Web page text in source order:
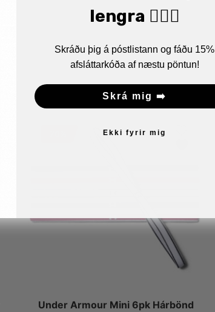
Under Armour Mini 6pk Hárbönd
lengra 🏋🏼‍♂️
Skráðu þig á póstlistann og fáðu 15%
afsláttarkóða af næstu pöntun!
Skrá mig ➡️
Ekki fyrir mig